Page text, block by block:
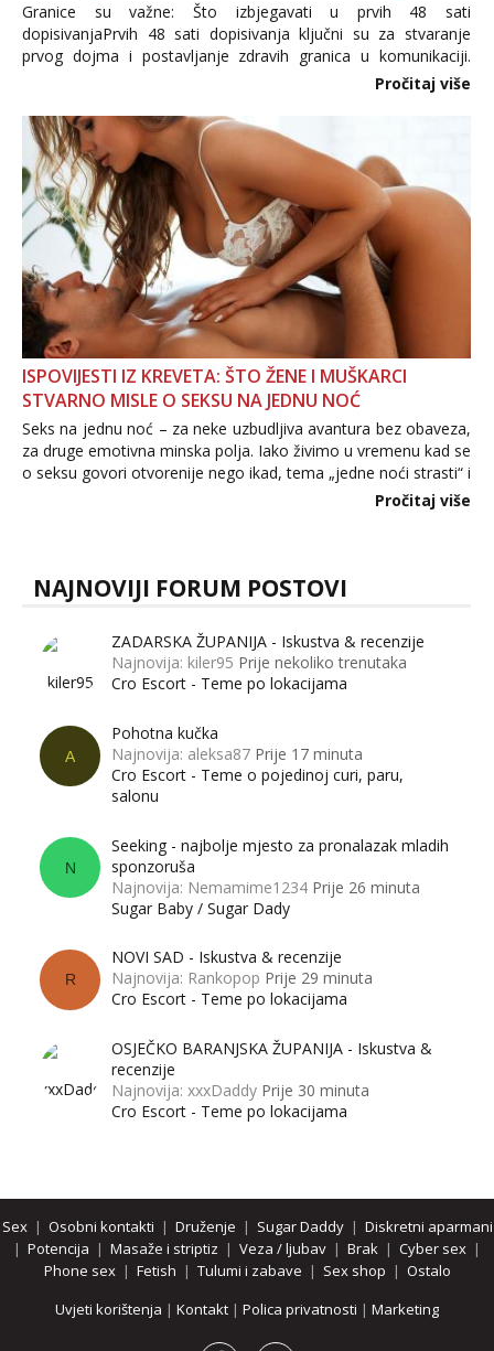
Granice su važne: Što izbjegavati u prvih 48 sati
dopisivanjaPrvih 48 sati dopisivanja ključni su za stvaranje
prvog dojma i postavljanje zdravih granica u komunikaciji.
Važno je izbjeći prebrzo otkrivanje osobnih ili intimnih
informacija, jer nepoznata osoba još nije zaslužila to
povjerenje. Takođe...
Pročitaj više
ISPOVIJESTI IZ KREVETA: ŠTO ŽENE I MUŠKARCI
STVARNO MISLE O SEKSU NA JEDNU NOĆ
Seks na jednu noć – za neke uzbudljiva avantura bez obaveza,
za druge emotivna minska polja. Iako živimo u vremenu kad se
o seksu govori otvorenije nego ikad, tema „jedne noći strasti“ i
dalje izaziva burne rasprave. Što zapravo misle žene, a što
Pročitaj više
NAJNOVIJI FORUM POSTOVI
ZADARSKA ŽUPANIJA - Iskustva & recenzije
Najnovija: kiler95 Prije nekoliko trenutaka
Cro Escort - Teme po lokacijama
A
Pohotna kučka
Najnovija: aleksa87 Prije 17 minuta
Cro Escort - Teme o pojedinoj curi, paru,
salonu
N
Seeking - najbolje mjesto za pronalazak mladih
sponzoruša
Najnovija: Nemamime1234 Prije 26 minuta
Sugar Baby / Sugar Dady
R
NOVI SAD - Iskustva & recenzije
Najnovija: Rankopop Prije 29 minuta
Cro Escort - Teme po lokacijama
OSJEČKO BARANJSKA ŽUPANIJA - Iskustva &
recenzije
Najnovija: xxxDaddy Prije 30 minuta
Cro Escort - Teme po lokacijama
Sex| Osobni kontakti | Druženje | Sugar Daddy| Diskretni aparmani
| Potencija | Masaže i striptiz | Veza / ljubav | Brak | Cyber sex |
Phone sex| Fetish | Tulumi i zabave | Sex shop | Ostalo
Uvjeti korištenja | Kontakt | Polica privatnosti | Marketing